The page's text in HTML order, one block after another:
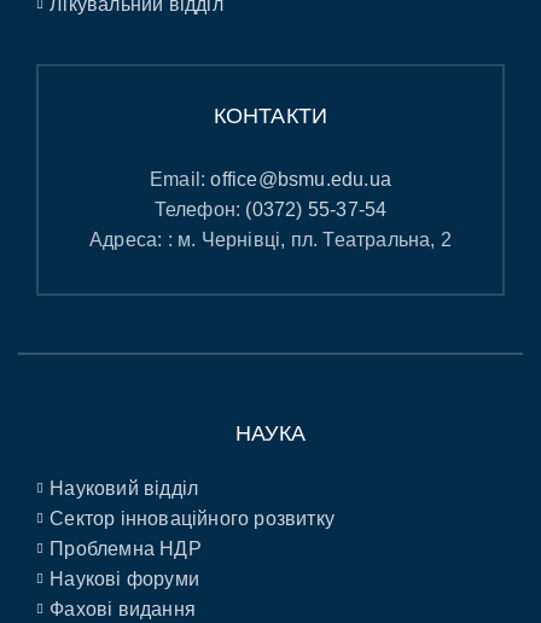
Лікувальний відділ
КОНТАКТИ
Email:office@bsmu.edu.ua
Телефон: (0372) 55-37-54
Адреса: : м. Чернівці, пл. Театральна, 2
НАУКА
Науковий відділ
Сектор інноваційного розвитку
Проблемна НДР
Наукові форуми
Фахові видання